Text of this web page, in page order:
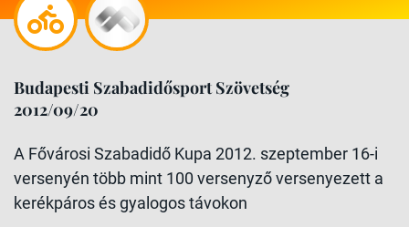
Budapesti Szabadidősport Szövetség
2012/09/20
A Fővárosi Szabadidő Kupa 2012. szeptember 16-i
versenyén több mint 100 versenyző versenyezett a
kerékpáros és gyalogos távokon